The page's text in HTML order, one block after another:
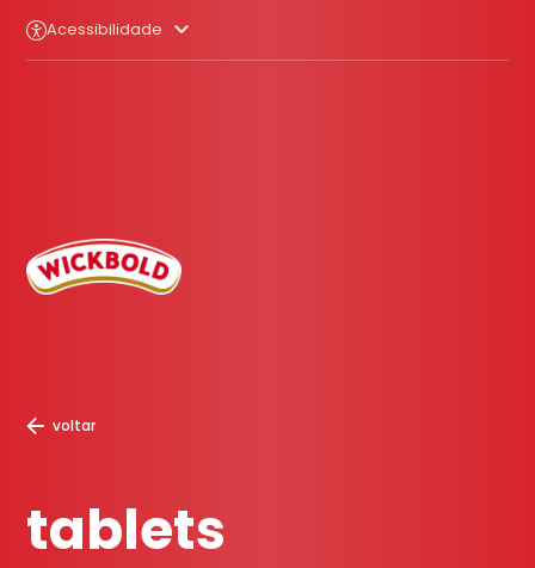
Acessibilidade
voltar
tablets